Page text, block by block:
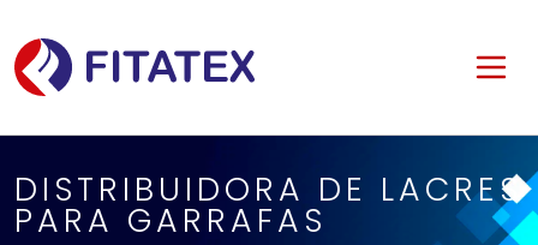
DISTRIBUIDORA DE LACRES
PARA GARRAFAS